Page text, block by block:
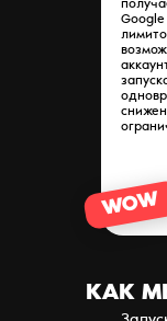
Google
WOW
КАК